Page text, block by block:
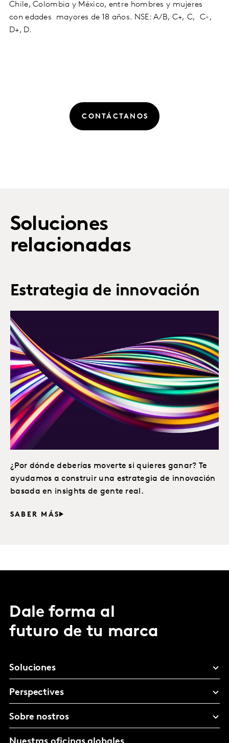
Chile, Colombia y México, entre hombres y mujeres
conedades mayores de 18 años. NSE: A/B, C+, C, C-,
D+, D.
CONTÁCTANOS
Soluciones
relacionadas
Estrategia de innovación
¿Por dónde deberías moverte si quieres ganar? Te
ayudamos a construir una estrategia de innovación
basada en insights de gente real.
SABER MÁS
Dale forma al
futuro de tu marca
Soluciones
Perspectives
Sobre nostros